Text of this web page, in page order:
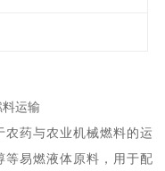
运输​
药与农业机械燃料的运
易燃液体原料，用于配